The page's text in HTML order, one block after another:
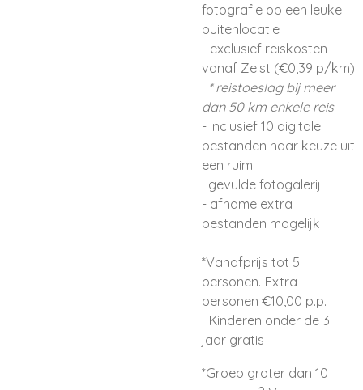
fotografie op een leuke
buitenlocatie
- exclusief reiskosten
vanaf Zeist (€0,39 p/km)
* reistoeslag bij meer
dan 50 km enkele reis
- inclusief 10 digitale
bestanden naar keuze uit
een ruim
gevulde fotogalerij
- afname extra
bestanden mogelijk
*Vanafprijs tot 5
personen. Extra
personen €10,00 p.p.
Kinderen onder de 3
jaar gratis
*Groep groter dan 10